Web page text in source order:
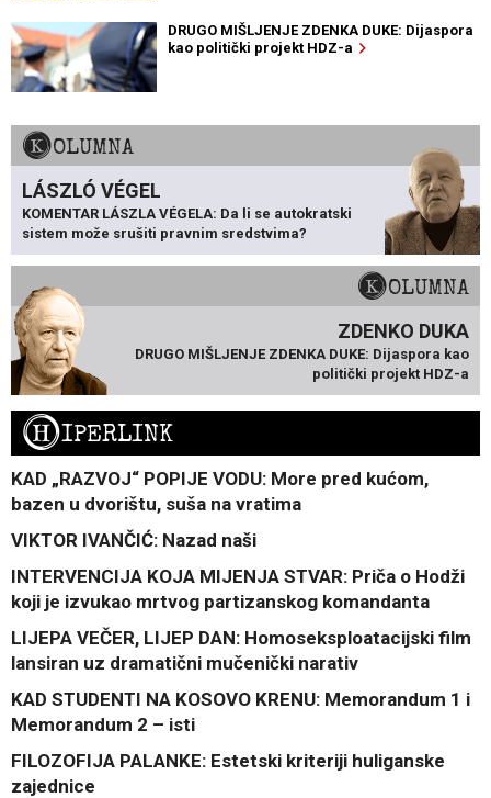
DRUGO MIŠLJENJE ZDENKA DUKE: Dijaspora
kao politički projekt HDZ-a
KOLUMNA
LÁSZLÓ VÉGEL
KOMENTAR LÁSZLA VÉGELA: Da li se autokratski
sistem može srušiti pravnim sredstvima?
KOLUMNA
ZDENKO DUKA
DRUGO MIŠLJENJE ZDENKA DUKE: Dijaspora kao
politički projekt HDZ-a
HIPERLINK
KAD „RAZVOJ“ POPIJE VODU: More pred kućom,
bazen u dvorištu, suša na vratima
VIKTOR IVANČIĆ: Nazad naši
INTERVENCIJA KOJA MIJENJA STVAR: Priča o Hodži
koji je izvukao mrtvog partizanskog komandanta
LIJEPA VEČER, LIJEP DAN: Homoseksploatacijski film
lansiran uz dramatični mučenički narativ
KAD STUDENTI NA KOSOVO KRENU: Memorandum 1 i
Memorandum 2 – isti
FILOZOFIJA PALANKE: Estetski kriteriji huliganske
zajednice